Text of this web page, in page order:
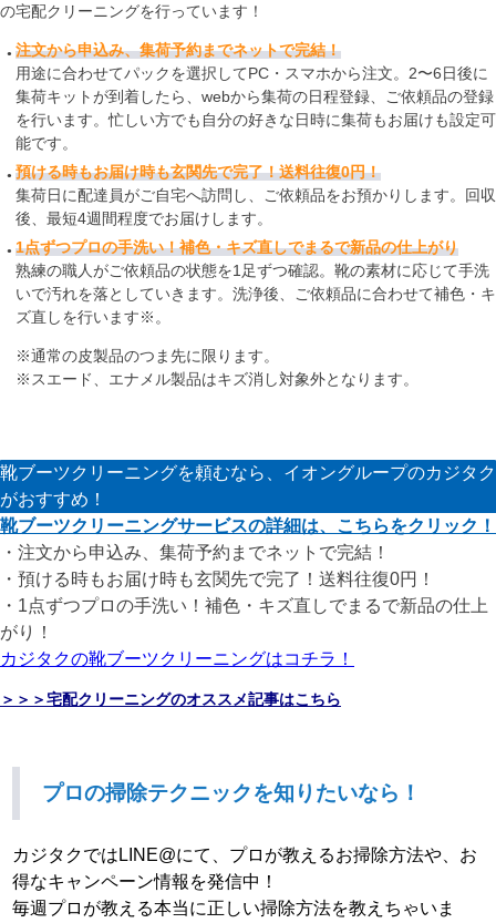
の宅配クリーニングを行っています！
注文から申込み、集荷予約までネットで完結！
用途に合わせてパックを選択してPC・スマホから注文。2〜6日後に
集荷キットが到着したら、webから集荷の日程登録、ご依頼品の登録
を行います。忙しい方でも自分の好きな日時に集荷もお届けも設定可
能です。
預ける時もお届け時も玄関先で完了！送料往復0円！
集荷日に配達員がご自宅へ訪問し、ご依頼品をお預かりします。回収
後、最短4週間程度でお届けします。
1点ずつプロの手洗い！補色・キズ直しでまるで新品の仕上がり
熟練の職人がご依頼品の状態を1足ずつ確認。靴の素材に応じて手洗
いで汚れを落としていきます。洗浄後、ご依頼品に合わせて補色・キ
ズ直しを行います※。
※通常の皮製品のつま先に限ります。
※スエード、エナメル製品はキズ消し対象外となります。
靴ブーツクリーニングを頼むなら、イオングループのカジタク
がおすすめ！
靴ブーツクリーニングサービスの詳細は、こちらをクリック！
・注文から申込み、集荷予約までネットで完結！
・預ける時もお届け時も玄関先で完了！送料往復0円！
・1点ずつプロの手洗い！補色・キズ直しでまるで新品の仕上
がり！
カジタクの靴ブーツクリーニングはコチラ！
＞＞＞宅配クリーニングのオススメ記事はこちら
プロの掃除テクニックを知りたいなら！
カジタクではLINE@にて、プロが教えるお掃除方法や、お
得なキャンペーン情報を発信中！
毎週プロが教える本当に正しい掃除方法を教えちゃいま